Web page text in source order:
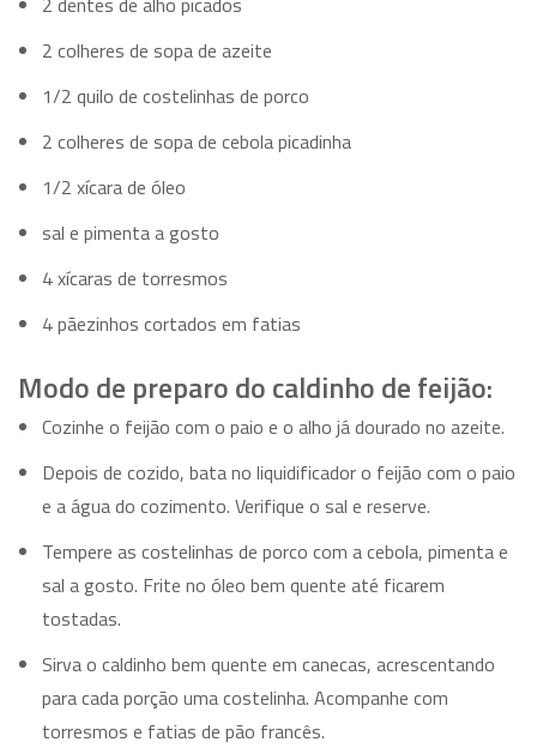
2 colheres de sopa de azeite
1/2 quilo de costelinhas de porco
2 colheres de sopa de cebola picadinha
1/2 xícara de óleo
sal e pimenta a gosto
4 xícaras de torresmos
4 pãezinhos cortados em fatias
Modo de preparo do caldinho de feijão:
Cozinhe o feijão com o paio e o alho já dourado no azeite.
Depois de cozido, bata no liquidificador o feijão com o paio
e a água do cozimento. Verifique o sal e reserve.
Tempere as costelinhas de porco com a cebola, pimenta e
sal a gosto. Frite no óleo bem quente até ficarem
tostadas.
Sirva o caldinho bem quente em canecas, acrescentando
para cada porção uma costelinha. Acompanhe com
torresmos e fatias de pão francês.